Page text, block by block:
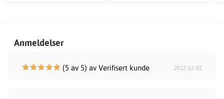
Anmeldelser
(5 av 5) av Verifisert kunde 2022-12-02